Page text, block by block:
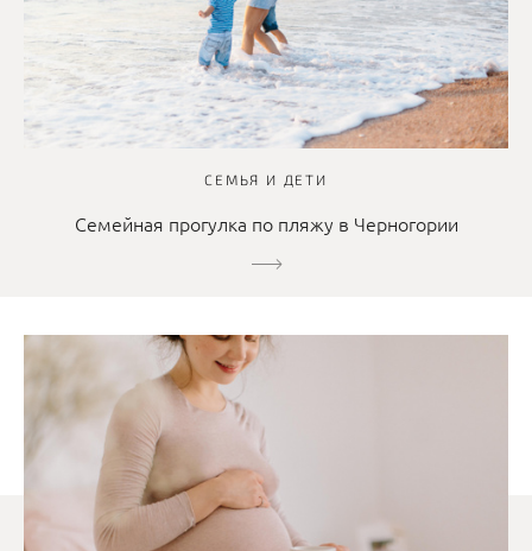
СЕМЬЯ И ДЕТИ
Семейная прогулка по пляжу в Черногории